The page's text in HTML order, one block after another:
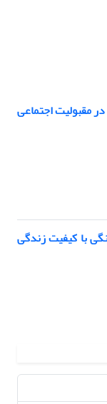
مقبولیت اجتماعی
با کیفیت زندگی